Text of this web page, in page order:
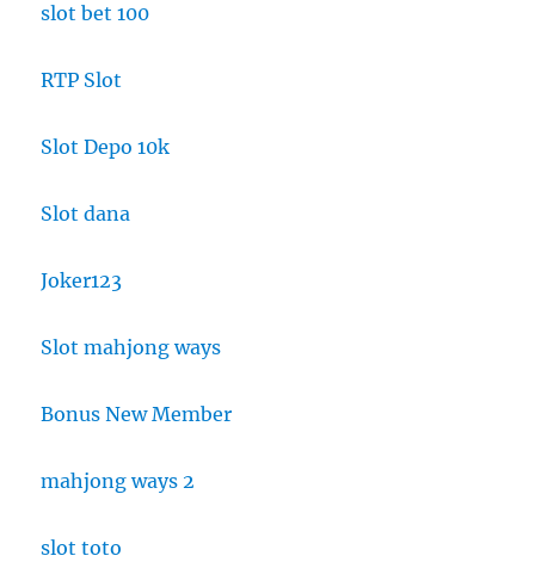
slot bet 100
RTP Slot
Slot Depo 10k
Slot dana
Joker123
Slot mahjong ways
Bonus New Member
mahjong ways 2
slot toto